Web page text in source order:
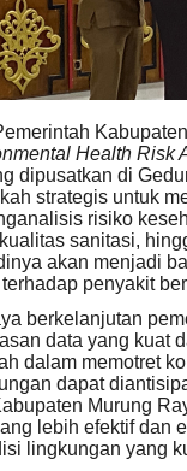
Health Risk
dipusatkan di
strategis untuk
risiko
sanitasi,
akan menjadi
penyakit
berkelanjutan
data yang kuat
dalam memotret
dapat
Murung
lebih efektif dan
lingkungan yang